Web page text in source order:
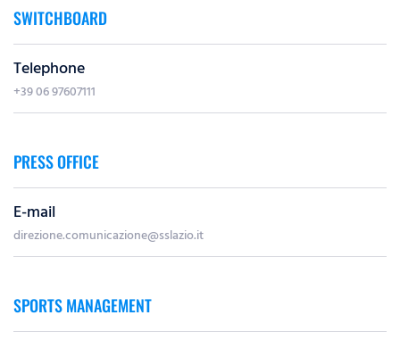
SWITCHBOARD
Telephone
+39 06 97607111
PRESS OFFICE
E-mail
direzione.comunicazione@sslazio.it
SPORTS MANAGEMENT